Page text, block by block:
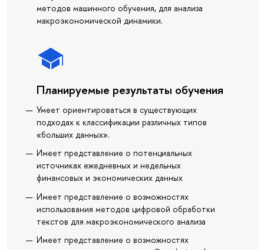
методов машинного обучения, для анализа
макроэкономической динамики.
Планируемые результаты обучения
Умеет ориентироваться в существующих
подходах к классификации различных типов
«больших данных».
Имеет представление о потенциальных
источниках ежедневных и недельных
финансовых и экономических данных
Имеет представление о возможностях
использования методов цифровой обработки
текстов для макроэкономического анализа
Имеет представление о возможностях